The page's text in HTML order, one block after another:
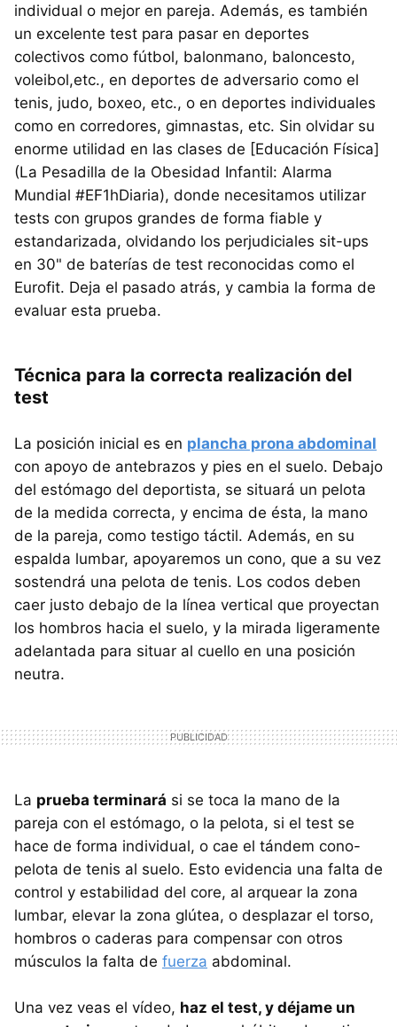
individual o mejor en pareja. Además, es también
un excelente test para pasar en deportes
colectivos como fútbol, balonmano, baloncesto,
voleibol,etc., en deportes de adversario como el
tenis, judo, boxeo, etc., o en deportes individuales
como en corredores, gimnastas, etc. Sin olvidar su
enorme utilidad en las clases de [Educación Física]
(La Pesadilla de la Obesidad Infantil: Alarma
Mundial #EF1hDiaria), donde necesitamos utilizar
tests con grupos grandes de forma fiable y
estandarizada, olvidando los perjudiciales sit-ups
en 30" de baterías de test reconocidas como el
Eurofit. Deja el pasado atrás, y cambia la forma de
evaluar esta prueba.
Técnica para la correcta realización del
test
La posición inicial es en plancha prona abdominal
con apoyo de antebrazos y pies en el suelo. Debajo
del estómago del deportista, se situará un pelota
de la medida correcta, y encima de ésta, la mano
de la pareja, como testigo táctil. Además, en su
espalda lumbar, apoyaremos un cono, que a su vez
sostendrá una pelota de tenis. Los codos deben
caer justo debajo de la línea vertical que proyectan
los hombros hacia el suelo, y la mirada ligeramente
adelantada para situar al cuello en una posición
neutra.
La prueba terminará si se toca la mano de la
pareja con el estómago, o la pelota, si el test se
hace de forma individual, o cae el tándem cono-
pelota de tenis al suelo. Esto evidencia una falta de
control y estabilidad del core, al arquear la zona
lumbar, elevar la zona glútea, o desplazar el torso,
hombros o caderas para compensar con otros
músculos la falta de fuerza abdominal.
Una vez veas el vídeo, haz el test, y déjame un